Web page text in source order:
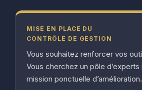
MISE EN PLACE DU
CONTRÔLE DE GESTION
Vous souhaitez renforcer vos
Vous cherchez un pôle d’experts
mission ponctuelle d’amélioration.